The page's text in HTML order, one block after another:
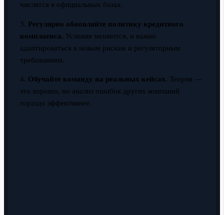
числятся в официальных базах.
3. Регулярно обновляйте политику кредитного
комплаенса. Условия меняются, и важно
адаптироваться к новым рискам и регуляторным
требованиям.
4. Обучайте команду на реальных кейсах. Теория —
это хорошо, но анализ ошибок других компаний
гораздо эффективнее.